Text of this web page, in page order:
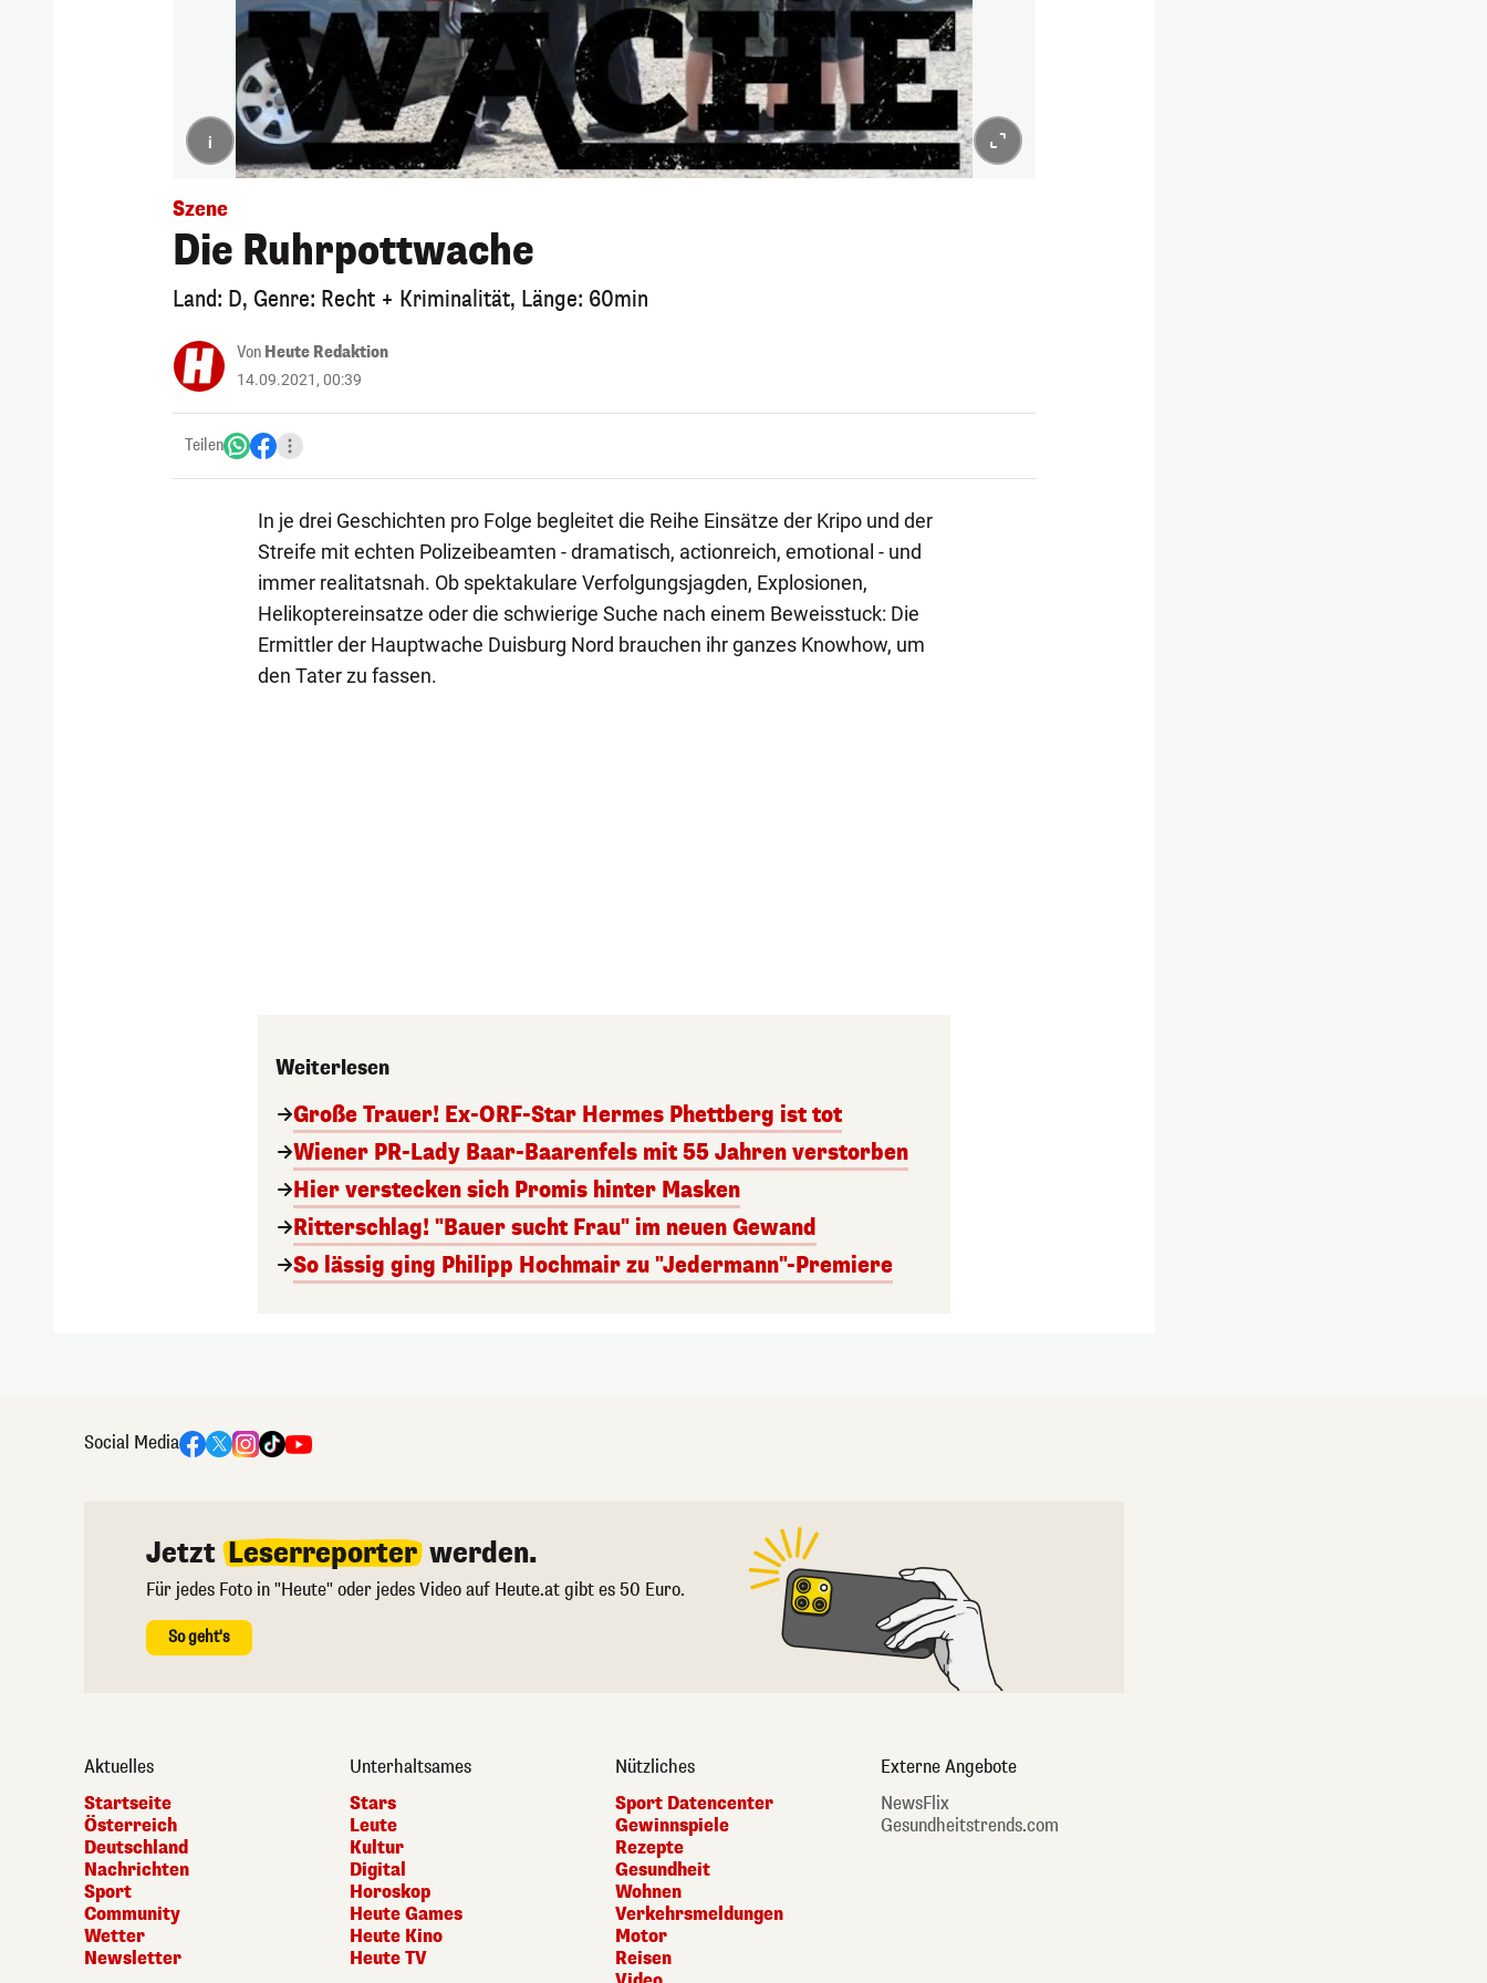
i
Szene
Die Ruhrpottwache
Land: D, Genre: Recht + Kriminalität, Länge: 60min
Von Heute Redaktion
14.09.2021, 00:39
Teilen
In je drei Geschichten pro Folge begleitet die Reihe Einsätze der Kripo und der
Streife mit echten Polizeibeamten - dramatisch, actionreich, emotional - und
immer realitatsnah. Ob spektakulare Verfolgungsjagden, Explosionen,
Helikoptereinsatze oder die schwierige Suche nach einem Beweisstuck: Die
Ermittler der Hauptwache Duisburg Nord brauchen ihr ganzes Knowhow, um
den Tater zu fassen.
Weiterlesen
Große Trauer! Ex-ORF-Star Hermes Phettberg ist tot
Wiener PR-Lady Baar-Baarenfels mit 55 Jahren verstorben
Hier verstecken sich Promis hinter Masken
Ritterschlag! "Bauer sucht Frau" im neuen Gewand
So lässig ging Philipp Hochmair zu "Jedermann"-Premiere
Social Media
Jetzt Leserreporter werden.
Für jedes Foto in "Heute" oder jedes Video auf Heute.at gibt es 50 Euro.
So geht's
Aktuelles
Startseite
Österreich
Deutschland
Nachrichten
Sport
Community
Wetter
Newsletter
Unterhaltsames
Stars
Leute
Kultur
Digital
Horoskop
Heute Games
Heute Kino
Heute TV
Nützliches
Sport Datencenter
Gewinnspiele
Rezepte
Gesundheit
Wohnen
Verkehrsmeldungen
Motor
Reisen
Externe Angebote
NewsFlix
Gesundheitstrends.com